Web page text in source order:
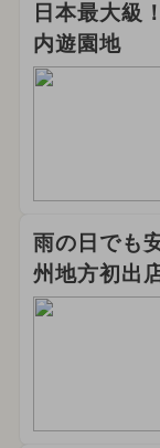
日本最大級
内遊園地
雨の日でも
州地方初出